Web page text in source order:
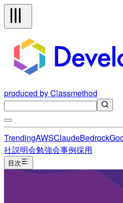
produced by Classmethod
TrendingAWSClaudeBedrock
社説明会勉強会事例採用
目次